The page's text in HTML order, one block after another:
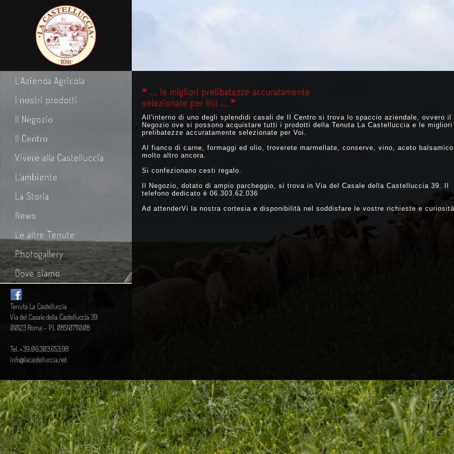
L'Azienda Agricola
I nostri prodotti
Il Negozio
Il Centro
Vivere alla Castelluccia
L'ambiente
La Storia
News
Le altre Tenute
Photogallery
Dove siamo
Tenuta La Castelluccia
Via del Casale della Castelluccia 39
00123 Roma - P.I. 08510711008
Tel. +39.06.303.653.98
info@lacastelluccia.net
❝ ... le migliori prelibatezze accuratamente
selezionate per Voi ... ❞
All'interno di uno degli splendidi casali de Il Centro si trova lo spaccio aziendale, ovvero il
Negozio ove si possono acquistare tutti i prodotti della Tenuta La Castelluccia e le migliori
prelibatezze accuratamente selezionate per Voi.
Al fianco di carne, formaggi ed olio, troverete marmellate, conserve, vino, aceto
molto altro ancora.
Si confezionano cesti regalo.
Il Negozio, dotato di ampio parcheggio, si trova in Via del Casale della Castelluccia 39. Il
telefono dedicato è 06.303.62.036
Ad attenderVi la nostra cortesia e disponibilità nel soddisfare le vostre richieste e curiosità